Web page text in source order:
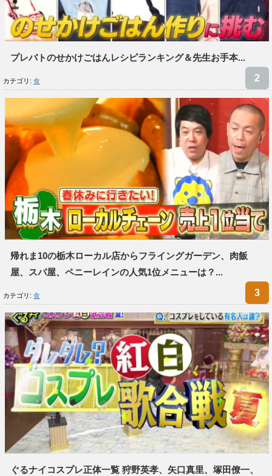
プレバトのせかけごはんレシピランキング＆先生お手本...
カテゴリ: 食
帰れま10の栃木ローカル店からフライングガーデン、肉飯
屋、スパ屋、ペニーレインの人気1位メニューは？...
カテゴリ: 食
ぐるナイコスプレ正体一覧 狩野英孝、矢口真里、塚田僚一、